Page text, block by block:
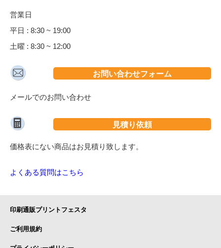
営業日
平日 : 8:30 ~ 19:00
土曜 : 8:30 ~ 12:00
お問い合わせフォーム
メールでのお問い合わせ
見積り依頼
価格表にない商品はお見積り致します。
よくある質問はこちら
印刷通販プリントフェスタ
ご利用規約